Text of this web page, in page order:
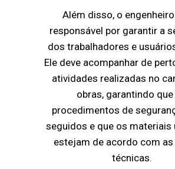
Além disso, o
responsável por garantir a
dos trabalhadores e
Ele deve acompanhar de
atividades realizadas no
obras, garantindo
procedimentos de
seguidos e que os materiais
estejam de acordo com
técnicas.